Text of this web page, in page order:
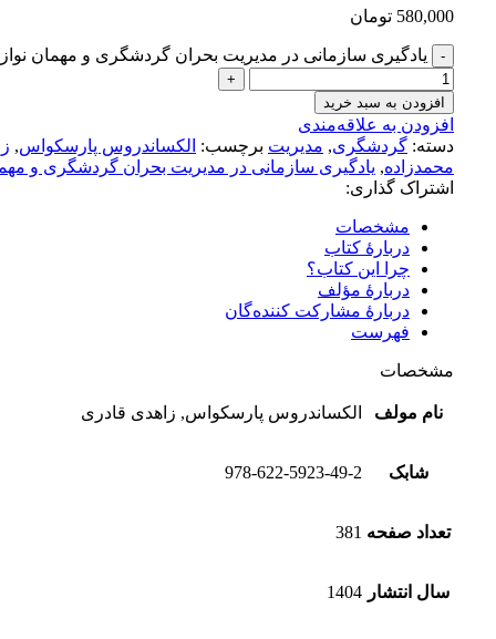
580,000 تومان
یادگیری سازمانی در مدیریت بحران گردشگری و مهمان
افزودن به سبد خرید
افزودن به علاقه‌مندی
دسته: گردشگری, مدیریت برچسب: الکساندروس پارسکواس,
محمد‌زاده, یادگیری سازمانی در مدیریت بحران گردشگری و
اشتراک گذاری:
مشخصات
دربارهٔ کتاب
چرا این کتاب؟
دربارهٔ مؤلف
دربارهٔ مشارکت کننده‌گان
فهرست
مشخصات
نام مولف الکساندروس پارسکواس, زاهدی قادری
شابک 978-622-5923-49-2
تعداد صفحه 381
سال انتشار 1404